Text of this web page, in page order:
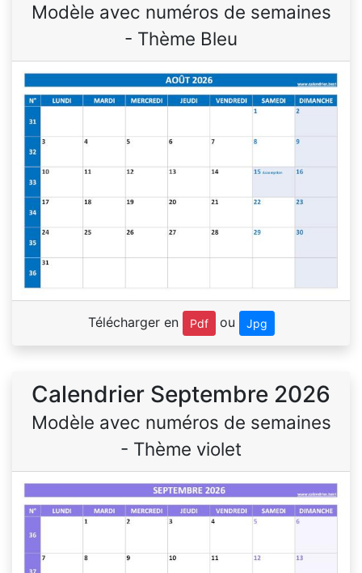
Modèle avec numéros de semaines
- Thème Bleu
Télécharger en Pdf ou Jpg
Calendrier Septembre 2026
Modèle avec numéros de semaines
- Thème violet